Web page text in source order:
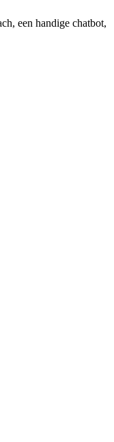
een handige chatbot,